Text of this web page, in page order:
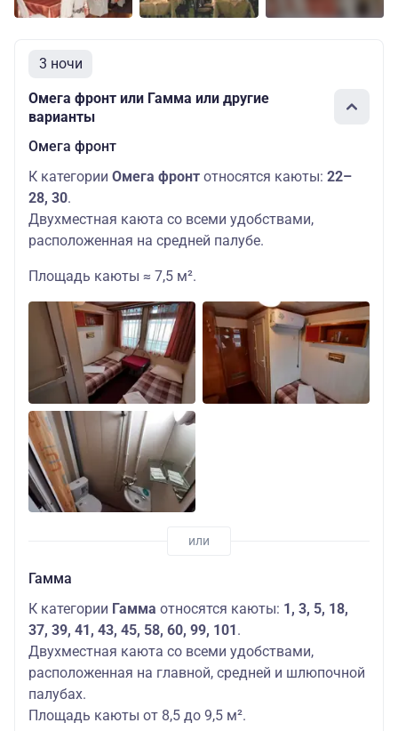
3 ночи
Омега фронт или Гамма или другие
варианты
Омега фронт
К категории Омега фронт относятся каюты: 22–
28, 30.
Двухместная каюта со всеми удобствами,
расположенная на средней палубе.
Площадь каюты ≈ 7,5 м².
Гамма
К категории Гамма относятся каюты: 1, 3, 5, 18,
37, 39, 41, 43, 45, 58, 60, 99, 101 .
Двухместная каюта со всеми удобствами,
расположенная на главной, средней и шлюпочной
палубах.
Площадь каюты от 8,5 до 9,5 м².